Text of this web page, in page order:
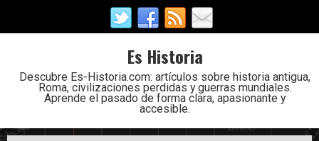
Es Historia
Descubre Es-Historia.com: artículos sobre historia antigua,
Roma, civilizaciones perdidas y guerras mundiales.
Aprende el pasado de forma clara, apasionante y
accesible.